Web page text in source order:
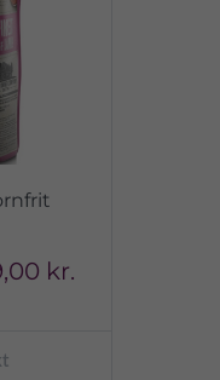
kr.